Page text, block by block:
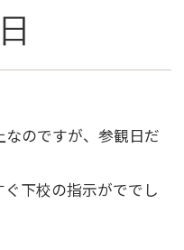
のですが、参観日だ
下校の指示がででし